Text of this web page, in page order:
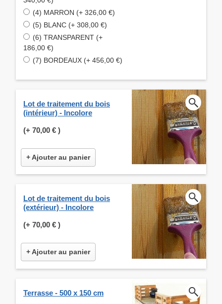
(4) MARRON (+ 326,00 €)
(5) BLANC (+ 308,00 €)
(6) TRANSPARENT (+
186,00 €)
(7) BORDEAUX (+ 456,00 €)
Lot de traitement du bois
(intérieur) - Incolore
(+ 70,00 € )
+ Ajouter au panier
Lot de traitement du bois
(extérieur) - Incolore
(+ 70,00 € )
+ Ajouter au panier
Terrasse - 500 x 150 cm